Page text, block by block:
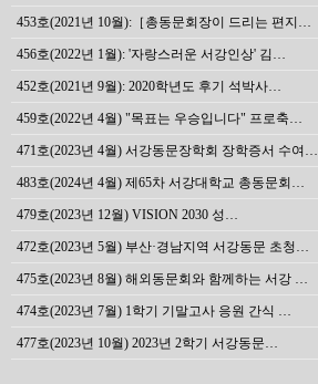
453호(2021년 10월):［총동문회장이 드리는 편지…
456호(2022년 1월): '자랑스러운 서강인상' 김…
452호(2021년 9월): 2020학년도 후기 석박사…
459호(2022년 4월) "목표는 우승입니다" 프로축…
471호(2023년 4월) 서강동문장학회 장학증서 수여…
483호(2024년 4월) 제65차 서강대학교 총동문회…
479호(2023년 12월) VISION 2030 성…
472호(2023년 5월) 부산·경남지역 서강동문 초청…
475호(2023년 8월) 해외동문회와 함께하는 서강 …
474호(2023년 7월) 1학기 기말고사 응원 간식 …
477호(2023년 10월) 2023년 2학기 서강동문…